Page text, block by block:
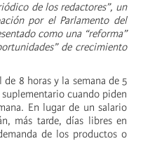
de los redactores”, un
por el Parlamento del
como una “reforma”
de crecimiento
8 horas y la semana de 5
cuando piden
En lugar de un salario
más tarde, días libres en
de los productos o